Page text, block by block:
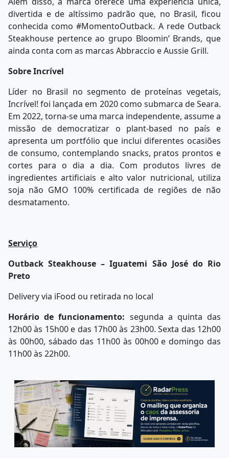
divertida e de altíssimo padrão que, no Brasil, ficou
conhecida como #MomentoOutback. A rede Outback
Steakhouse pertence ao grupo Bloomin’ Brands, que
ainda conta com as marcas Abbraccio e Aussie Grill.
Sobre Incrível
Líder no Brasil no segmento de proteínas vegetais,
Incrível! foi lançada em 2020 como submarca de Seara.
Em 2022, torna-se uma marca independente, assume a
missão de democratizar o plant-based no país e
apresenta um portfólio que inclui diferentes ocasiões
de consumo, contemplando snacks, pratos prontos e
cortes para o dia a dia. Com produtos livres de
ingredientes artificiais e alto valor nutricional, utiliza
soja não GMO 100% certificada de regiões de não
desmatamento.
Serviço
Outback Steakhouse – Iguatemi São José do Rio
Preto
Delivery via iFood ou retirada no local
Horário de funcionamento: segunda a quinta das
12h00 às 15h00 e das 17h00 às 23h00. Sexta das 12h00
às 00h00, sábado das 11h00 às 00h00 e domingo das
11h00 às 22h00.